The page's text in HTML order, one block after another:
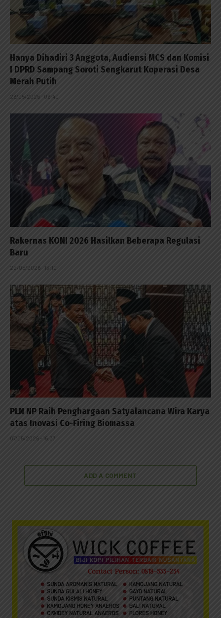
Hanya Dihadiri 3 Anggota, Audiensi MCS dan Komisi
I DPRD Sampang Soroti Sengkarut Koperasi Desa
Merah Putih
26/05/2026 - 06:40
Rakernas KONI 2026 Hasilkan Beberapa Regulasi
Baru
22/05/2026 - 13:10
PLN NP Raih Penghargaan Satyalancana Wira Karya
atas Inovasi Co-Firing Biomassa
07/05/2026 - 16:37
ADD A COMMENT